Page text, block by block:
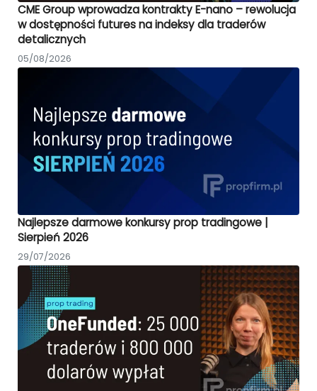
CME Group wprowadza kontrakty E-nano – rewolucja
w dostępności futures na indeksy dla traderów
detalicznych
05/08/2026
Najlepsze darmowe konkursy prop tradingowe |
Sierpień 2026
29/07/2026